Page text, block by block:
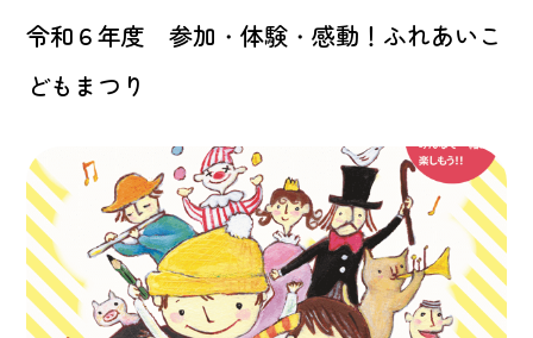
令和６年度 参加・体験・感動！ふれあいこ
どもまつり